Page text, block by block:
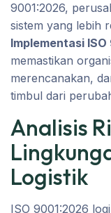
9001:2026,
sistem yang lebih
Implementasi
memastikan
merencanakan,
timbul dari
Analisis
Logistik
ISO 9001:2026 logi